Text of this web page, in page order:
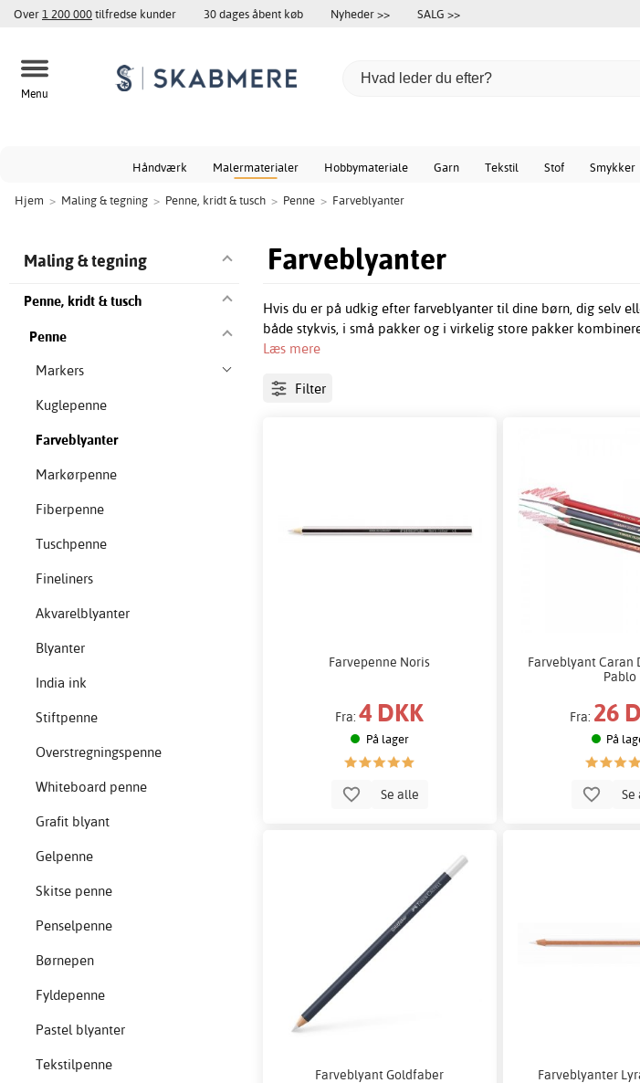
Over1 200 000tilfredse kunder 30 dages åbent køb Nyheder >> SALG >>
Menu
Håndværk Malermaterialer Hobbymateriale Garn Tekstil Stof Smykker
Hjem > Maling & tegning > Penne, kridt & tusch > Penne > Farveblyanter
Farveblyanter
Hvis du er på udkig efter farveblyanter til dine børn, dig selv
både stykvis, i små pakker og i virkelig store pakker
Læs mere
Maling & tegning
Penne, kridt & tusch
Penne
Markers
Kuglepenne
Farveblyanter
Markørpenne
Fiberpenne
Tuschpenne
Fineliners
Akvarelblyanter
Blyanter
India ink
Stiftpenne
Overstregningspenne
Whiteboard penne
Grafit blyant
Gelpenne
Skitse penne
Penselpenne
Børnepen
Fyldepenne
Pastel blyanter
Tekstilpenne
Filter
Farvepenne Noris
Fra:4 DKK
På lager
Se alle
Farveblyant Caran
Pablo
Fra: 26
På
Se
Farveblyant Goldfaber Farveblyanter